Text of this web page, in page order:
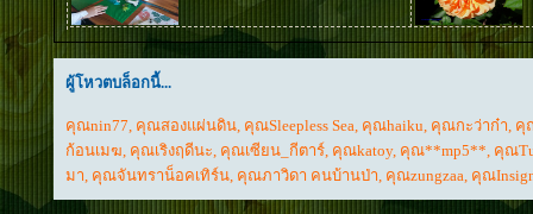
ผู้โหวตบล็อกนี้...
คุณnin77, คุณสองแผ่นดิน, คุณSleepless Sea, คุณhaiku, คุณกะว่าก๋า, คุ
ก้อนเมฆ, คุณเริงฤดีนะ, คุณเซียน_กีตาร์, คุณkatoy, คุณ**mp5**, คุณ
มา, คุณจันทราน็อคเทิร์น, คุณภาวิดา คนบ้านป่า, คุณzungzaa, คุณ